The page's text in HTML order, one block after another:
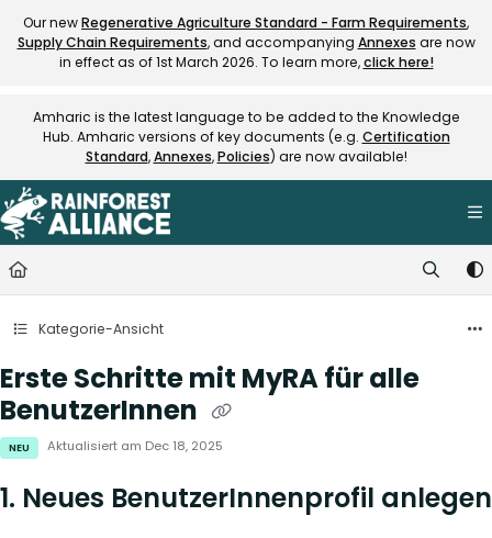
Documentation Index
Fetch the complete documentation index at:https://
Our newRegenerative Agriculture Standard - Farm Requirements,
Supply Chain Requirements, and accompanying Annexes are now
in effect as of 1st March 2026. To learn more,click here!
Amharic is the latest language to be added to the Knowledge
Hub. Amharic versions of key documents (e.g. Certification
Standard,Annexes,Policies) are now available!
Kategorie-Ansicht
Erste Schritte mit MyRA für alle
BenutzerInnen
NEU Aktualisiert am Dec 18, 2025
1. Neues BenutzerInnenprofil anlegen